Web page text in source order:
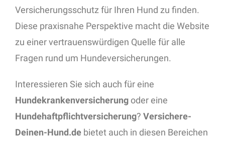
Versicherungsschutz für Ihren Hund zu finden.
Diese praxisnahe Perspektive macht die Website
zu einer vertrauenswürdigen Quelle für alle
Fragen rund um Hundeversicherungen.
Interessieren Sie sich auch für eine
Hundekrankenversicherungoder eine
Hundehaftpflichtversicherung? Versichere-
Deinen-Hund.de bietet auch in diesen Bereichen